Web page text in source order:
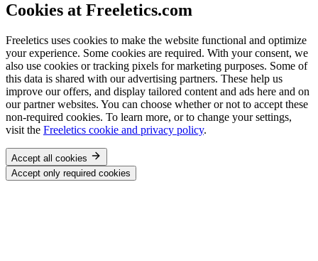
Cookies at Freeletics.com
Freeletics uses cookies to make the website functional and optimize
your experience. Some cookies are required. With your consent, we
also use cookies or tracking pixels for marketing purposes. Some of
this data is shared with our advertising partners. These help us
improve our offers, and display tailored content and ads here and on
our partner websites. You can choose whether or not to accept these
non-required cookies. To learn more, or to change your settings,
visit the Freeletics cookie and privacy policy.
Accept all cookies
Accept only required cookies